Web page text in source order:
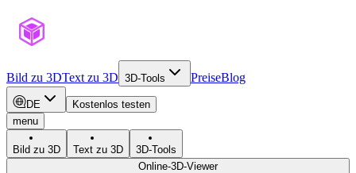
Bild zu 3DText zu 3D 3D-Tools PreiseBlog
DE
Kostenlos testen
menu
Bild zu 3D Text zu 3D
3D-Tools
Online-3D-Viewer